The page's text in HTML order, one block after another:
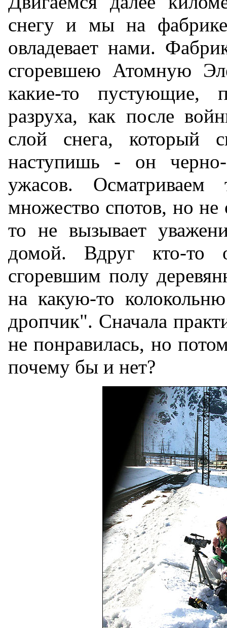
снегу и мы на
овладевает нами.
сгоревшею Атомную
какие-то пустующие,
разруха, как после
слой снега, который
наступишь - он
ужасов. Осматриваем
множество спотов, но
то не вызывает
домой. Вдруг кто-то
cгоревшим полу
на какую-то
дропчик". Сначала
не понравилась, но
почему бы и нет?